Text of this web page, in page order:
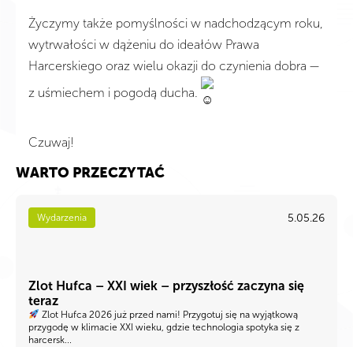
Życzymy także pomyślności w nadchodzącym roku,
wytrwałości w dążeniu do ideałów Prawa
Harcerskiego oraz wielu okazji do czynienia dobra —
z uśmiechem i pogodą ducha.
Czuwaj!
WARTO PRZECZYTAĆ
Wydarzenia 5.05.26
Zlot Hufca – XXI wiek – przyszłość zaczyna się
teraz
Zlot Hufca 2026 już przed nami! Przygotuj się na wyjątkową
przygodę w klimacie XXI wieku, gdzie technologia spotyka się z
harcersk...